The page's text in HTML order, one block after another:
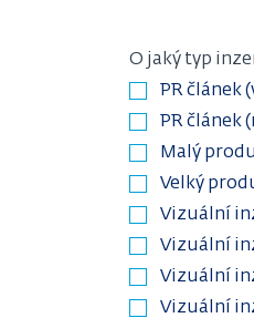
O jaký typ
PR článek
PR článek
Malý
Velký
Vizuální
Vizuální
Vizuální
Vizuální